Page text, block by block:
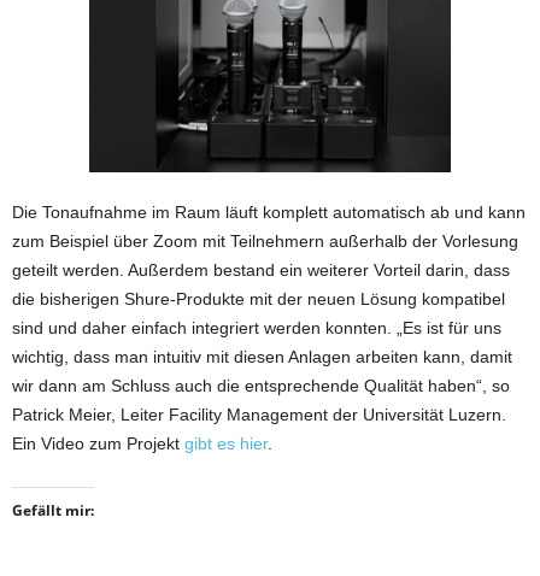
Die Tonaufnahme im Raum läuft komplett automatisch ab und kann
zum Beispiel über Zoom mit Teilnehmern außerhalb der Vorlesung
geteilt werden. Außerdem bestand ein weiterer Vorteil darin, dass
die bisherigen Shure-Produkte mit der neuen Lösung kompatibel
sind und daher einfach integriert werden konnten. „Es ist für uns
wichtig, dass man intuitiv mit diesen Anlagen arbeiten kann, damit
wir dann am Schluss auch die entsprechende Qualität haben“, so
Patrick Meier, Leiter Facility Management der Universität Luzern.
Ein Video zum Projekt gibt es hier.
Gefällt mir: